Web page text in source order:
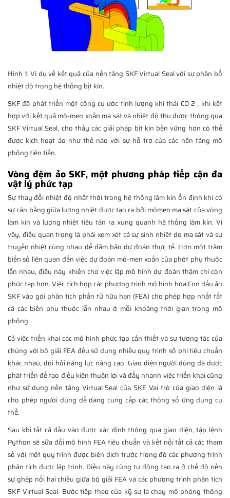
Hình 1: Ví dụ về kết quả của nền tảng SKF Virtual Seal với sự phân bổ
nhiệt độ trong hệ thống bịt kín.
SKF đã phát triển một công cụ ước tính lượng khí thải CO 2 , khi kết
hợp với kết quả mô-men xoắn ma sát và nhiệt độ thu được thông qua
SKF Virtual Seal, cho thấy các giải pháp bịt kín bền vững hơn có thể
được kích hoạt ảo như thế nào với sự hỗ trợ của các nền tảng mô
phỏng tiên tiến.
Vòng đệm ảo SKF, một phương pháp tiếp cận đa
vật lý phức tạp
Sự thay đổi nhiệt độ nhất thời trong hệ thống làm kín ổn định khi có
sự cân bằng giữa lượng nhiệt được tạo ra bởi mômen ma sát của vòng
làm kín và lượng nhiệt tiêu tán ra xung quanh hệ thống làm kín. Vì
vậy, điều quan trọng là phải xem xét cả sự sinh nhiệt do ma sát và sự
truyền nhiệt cùng nhau để đảm bảo dự đoán thực tế. Hơn một trăm
biến số liên quan đến việc dự đoán mô-men xoắn của phớt phụ thuộc
lẫn nhau, điều này khiến cho việc lập mô hình dự đoán thậm chí còn
phức tạp hơn. Việc tích hợp các phương trình mô hình hóa Con dấu ảo
SKF vào gói phân tích phần tử hữu hạn (FEA) cho phép hợp nhất tất
cả các biến phụ thuộc lẫn nhau ở mỗi khoảng thời gian trong mô
phỏng.
Cả việc triển khai các mô hình phức tạp cần thiết và sự tương tác của
chúng với bộ giải FEA đều sử dụng nhiều quy trình số phi tiêu chuẩn
khác nhau, đòi hỏi năng lực nâng cao. Giao diện người dùng đã được
phát triển để tạo điều kiện thuận lợi và đẩy nhanh việc triển khai cũng
như sử dụng nền tảng Virtual Seal của SKF. Vai trò của giao diện là
cho phép người dùng dễ dàng cung cấp các thông số ứng dụng cụ
thể.
Sau khi tất cả đầu vào được xác định thông qua giao diện, tập lệnh
Python sẽ sửa đổi mô hình FEA tiêu chuẩn và kết nối tất cả các tham
số với một quy trình được biên dịch trước trong đó các phương trình
phân tích được lập trình. Điều này cũng tự động tạo ra ở chế độ nền
sự ghép nối hai chiều giữa bộ giải FEA và các phương trình phân tích
SKF Virtual Seal. Bước tiếp theo của kỹ sư là chạy mô phỏng thông